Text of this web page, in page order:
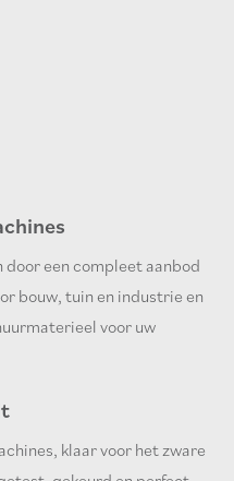
door een compleet aanbod
bouw, tuin en industrie en
voor uw
klaar voor het zware